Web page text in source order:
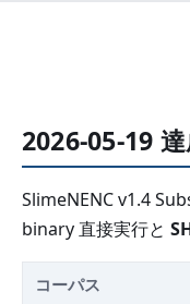
2026-05-19
SlimeNENC v1.4
binary 直接実行と
コーパス